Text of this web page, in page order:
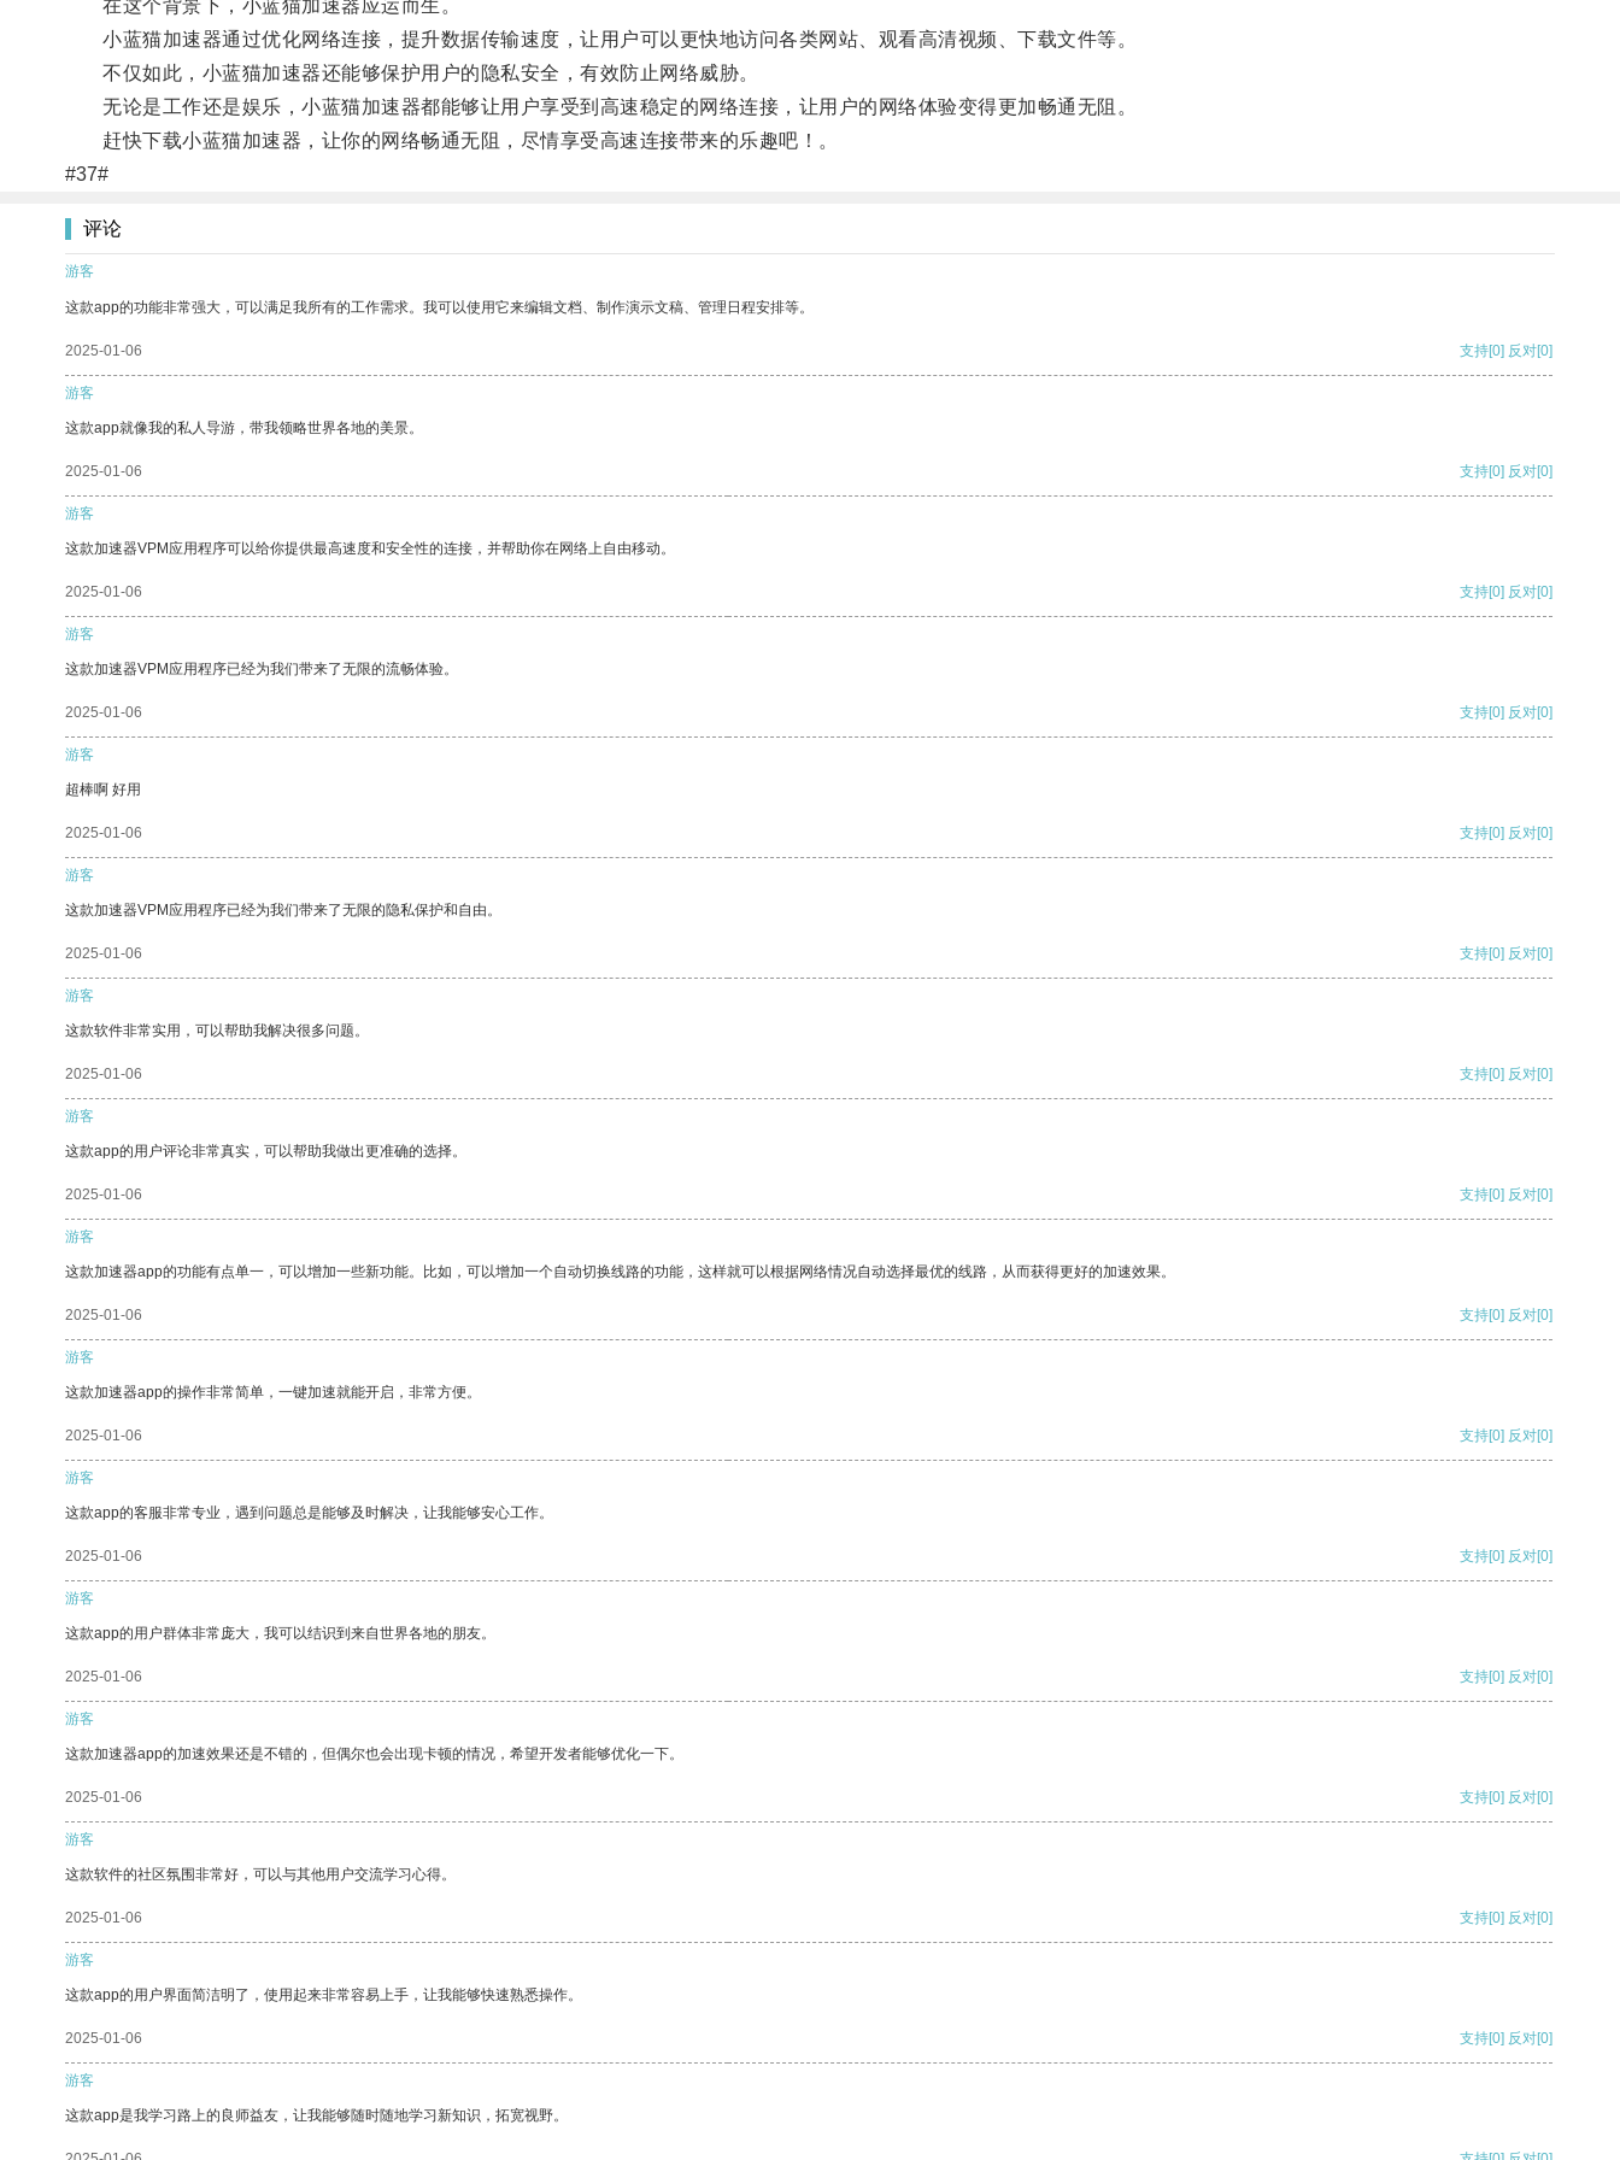
在这个背景下，小蓝猫加速器应运而生。
小蓝猫加速器通过优化网络连接，提升数据传输速度，让用户可以更快地访问各类网站、观看高清视频、下载文件等。
不仅如此，小蓝猫加速器还能够保护用户的隐私安全，有效防止网络威胁。
无论是工作还是娱乐，小蓝猫加速器都能够让用户享受到高速稳定的网络连接，让用户的网络体验变得更加畅通无阻。
赶快下载小蓝猫加速器，让你的网络畅通无阻，尽情享受高速连接带来的乐趣吧！。
#37#
评论
游客
这款app的功能非常强大，可以满足我所有的工作需求。我可以使用它来编辑文档、制作演示文稿、管理日程安排等。
2025-01-06 支持[0] 反对[0]
游客
这款app就像我的私人导游，带我领略世界各地的美景。
2025-01-06 支持[0] 反对[0]
游客
这款加速器VPM应用程序可以给你提供最高速度和安全性的连接，并帮助你在网络上自由移动。
2025-01-06 支持[0] 反对[0]
游客
这款加速器VPM应用程序已经为我们带来了无限的流畅体验。
2025-01-06 支持[0] 反对[0]
游客
超棒啊 好用
2025-01-06 支持[0] 反对[0]
游客
这款加速器VPM应用程序已经为我们带来了无限的隐私保护和自由。
2025-01-06 支持[0] 反对[0]
游客
这款软件非常实用，可以帮助我解决很多问题。
2025-01-06 支持[0] 反对[0]
游客
这款app的用户评论非常真实，可以帮助我做出更准确的选择。
2025-01-06 支持[0] 反对[0]
游客
这款加速器app的功能有点单一，可以增加一些新功能。比如，可以增加一个自动切换线路的功能，这样就可以根据网络情况自动选择最优的线路，从而获得更好的加速效果。
2025-01-06 支持[0] 反对[0]
游客
这款加速器app的操作非常简单，一键加速就能开启，非常方便。
2025-01-06 支持[0] 反对[0]
游客
这款app的客服非常专业，遇到问题总是能够及时解决，让我能够安心工作。
2025-01-06 支持[0] 反对[0]
游客
这款app的用户群体非常庞大，我可以结识到来自世界各地的朋友。
2025-01-06 支持[0] 反对[0]
游客
这款加速器app的加速效果还是不错的，但偶尔也会出现卡顿的情况，希望开发者能够优化一下。
2025-01-06 支持[0] 反对[0]
游客
这款软件的社区氛围非常好，可以与其他用户交流学习心得。
2025-01-06 支持[0] 反对[0]
游客
这款app的用户界面简洁明了，使用起来非常容易上手，让我能够快速熟悉操作。
2025-01-06 支持[0] 反对[0]
游客
这款app是我学习路上的良师益友，让我能够随时随地学习新知识，拓宽视野。